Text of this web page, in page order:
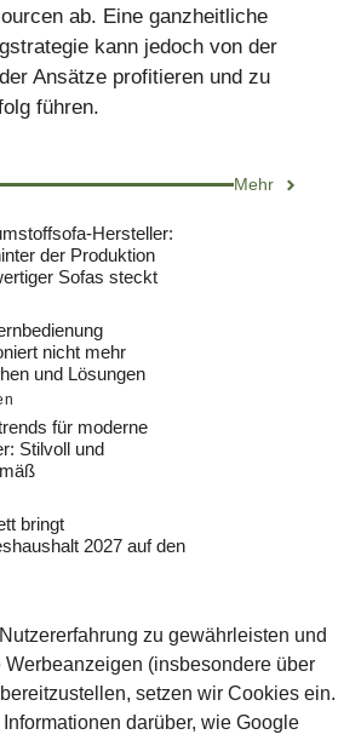
zu gewährleisten und
Werbeanzeigen (insbesondere über
setzen wir Cookies ein.
darüber, wie Google
ab. Eine ganzheitliche
kann jedoch von der
Ansätze profitieren und zu
führen.
Mehr
Hersteller:
der Produktion
Sofas steckt
nicht mehr
und Lösungen
für moderne
Stilvoll und
bringt
2027 auf den
Prozesse
habe ich im moment